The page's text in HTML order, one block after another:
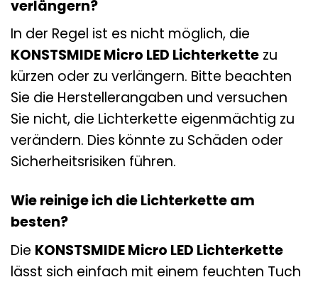
verlängern?
In der Regel ist es nicht möglich, die
KONSTSMIDE Micro LED Lichterkette zu
kürzen oder zu verlängern. Bitte beachten
Sie die Herstellerangaben und versuchen
Sie nicht, die Lichterkette eigenmächtig zu
verändern. Dies könnte zu Schäden oder
Sicherheitsrisiken führen.
Wie reinige ich die Lichterkette am
besten?
Die KONSTSMIDE Micro LED Lichterkette
lässt sich einfach mit einem feuchten Tuch